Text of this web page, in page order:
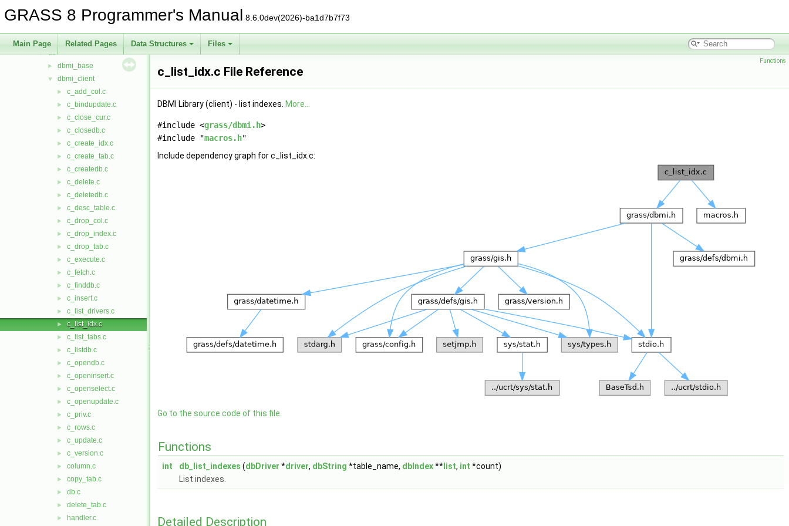
GRASS 8 Programmer's Manual 8.6.0dev(2026)-ba1d7b7f73
Main Page Related Pages Data Structures Files
► cdhc
► datetime
▼ db
► dbmi_base
▼ dbmi_client
► c_add_col.c
► c_bindupdate.c
► c_close_cur.c
► c_closedb.c
► c_create_idx.c
► c_create_tab.c
► c_createdb.c
► c_delete.c
► c_deletedb.c
► c_desc_table.c
► c_drop_col.c
► c_drop_index.c
► c_drop_tab.c
► c_execute.c
► c_fetch.c
► c_finddb.c
► c_insert.c
► c_list_drivers.c
► c_list_idx.c
► c_list_tabs.c
► c_listdb.c
► c_opendb.c
► c_openinsert.c
► c_openselect.c
► c_openupdate.c
► c_priv.c
► c_rows.c
► c_update.c
► c_version.c
► column.c
► copy_tab.c
► db.c
► delete_tab.c
► handler.c
Functions
c_list_idx.c File Reference
DBMI Library (client) - list indexes. More...
#include <grass/dbmi.h>
#include "macros.h"
Include dependency graph for c_list_idx.c:
Go to the source code of this file.
Functions
int db_list_indexes (dbDriver *driver, dbString *table_name, dbIndex** list, int *count)
List indexes.
Detailed Description